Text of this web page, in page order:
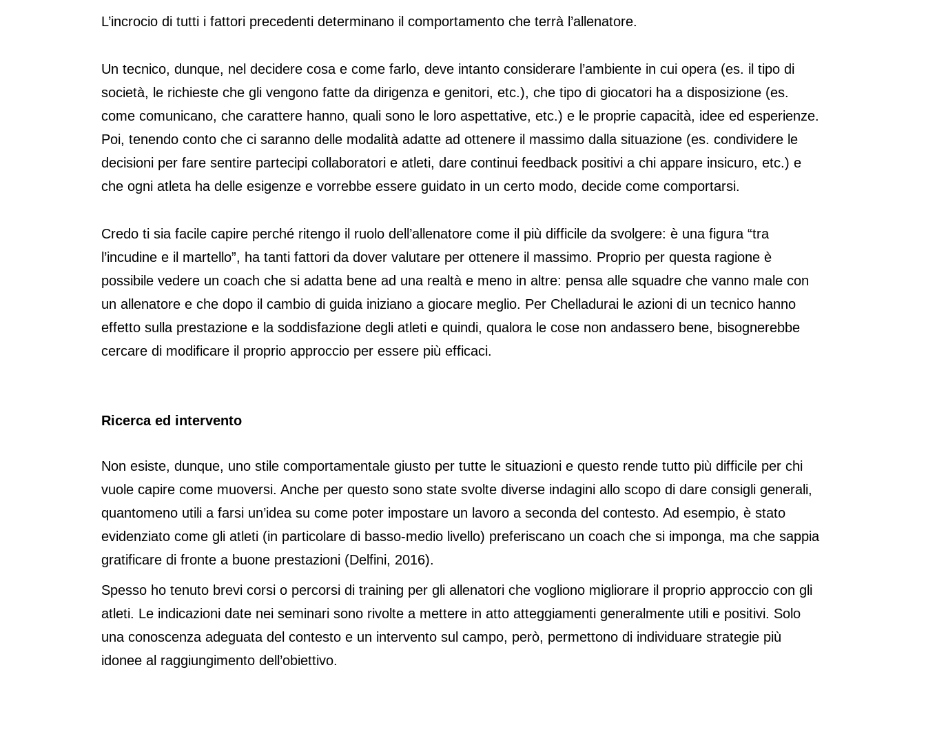
L’incrocio di tutti i fattori precedenti determinano il comportamento che terrà l’allenatore.
Un tecnico, dunque, nel decidere cosa e come farlo, deve intanto considerare l’ambiente in cui opera (es. il tipo di
società, le richieste che gli vengono fatte da dirigenza e genitori, etc.), che tipo di giocatori ha a disposizione (es.
come comunicano, che carattere hanno, quali sono le loro aspettative, etc.) e le proprie capacità, idee ed esperienze.
Poi, tenendo conto che ci saranno delle modalità adatte ad ottenere il massimo dalla situazione (es. condividere le
decisioni per fare sentire partecipi collaboratori e atleti, dare continui feedback positivi a chi appare insicuro, etc.) e
che ogni atleta ha delle esigenze e vorrebbe essere guidato in un certo modo, decide come comportarsi.
Credo ti sia facile capire perché ritengo il ruolo dell’allenatore come il più difficile da svolgere: è una figura “tra
l’incudine e il martello”, ha tanti fattori da dover valutare per ottenere il massimo. Proprio per questa ragione è
possibile vedere un coach che si adatta bene ad una realtà e meno in altre: pensa alle squadre che vanno male con
un allenatore e che dopo il cambio di guida iniziano a giocare meglio. Per Chelladurai le azioni di un tecnico hanno
effetto sulla prestazione e la soddisfazione degli atleti e quindi, qualora le cose non andassero bene, bisognerebbe
cercare di modificare il proprio approccio per essere più efficaci.
Ricerca ed intervento
Non esiste, dunque, uno stile comportamentale giusto per tutte le situazioni e questo rende tutto più difficile per chi
vuole capire come muoversi. Anche per questo sono state svolte diverse indagini allo scopo di dare consigli generali,
quantomeno utili a farsi un’idea su come poter impostare un lavoro a seconda del contesto. Ad esempio, è stato
evidenziato come gli atleti (in particolare di basso-medio livello) preferiscano un coach che si imponga, ma che sappia
gratificare di fronte a buone prestazioni (Delfini, 2016).
Spesso ho tenuto brevi corsi o percorsi di training per gli allenatori che vogliono migliorare il proprio approccio con gli
atleti. Le indicazioni date nei seminari sono rivolte a mettere in atto atteggiamenti generalmente utili e positivi. Solo
una conoscenza adeguata del contesto e un intervento sul campo, però, permettono di individuare strategie più
idonee al raggiungimento dell’obiettivo.